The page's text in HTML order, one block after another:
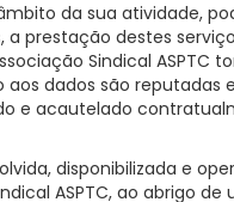
da sua atividade,
a prestação destes
Sindical
dados são
e acautelado
disponibilizada e
ASPTC, ao abrigo